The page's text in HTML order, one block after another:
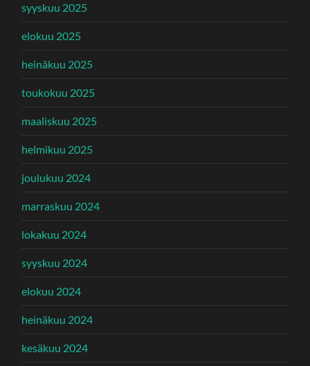
syyskuu 2025
elokuu 2025
heinäkuu 2025
toukokuu 2025
maaliskuu 2025
helmikuu 2025
joulukuu 2024
marraskuu 2024
lokakuu 2024
syyskuu 2024
elokuu 2024
heinäkuu 2024
kesäkuu 2024